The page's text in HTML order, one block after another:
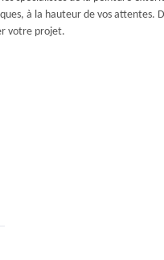
à la hauteur de vos attentes.
votre projet.